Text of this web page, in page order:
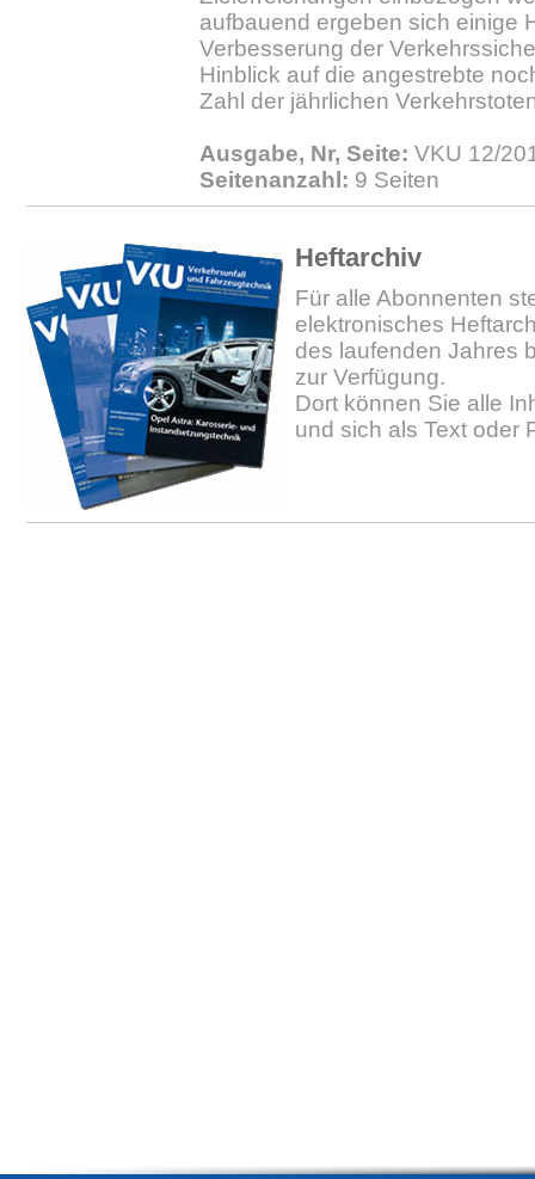
aufbauend ergeben sich einige
Verbesserung der
Hinblick auf die angestrebte
Zahl der jährlichen
Ausgabe, Nr, Seite: VKU 12/
Seitenanzahl: 9 Seiten
Heftarchiv
Für alle Abonnenten
elektronisches
des laufenden Jahres
zur Verfügung.
Dort können Sie alle
und sich als Text oder